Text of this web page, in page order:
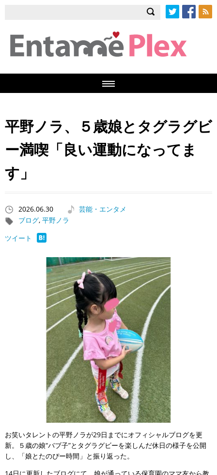
平野ノラ、５歳娘とタグラグビ
ー満喫「良い運動になってま
す」
2026.06.30
芸能・エンタメ
ブログ, 平野ノラ
ツイート
お笑いタレントの平野ノラが29日までにオフィシャルブログを更
新。５歳の娘“バブ子”とタグラグビーを楽しんだ休日の様子を公開
し、「娘とたのぴー時間」と振り返った。